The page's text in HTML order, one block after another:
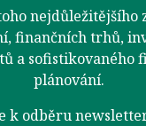
nejdůležitějšího
finančních trhů,
a sofistikovaného
plánování.
k odběru